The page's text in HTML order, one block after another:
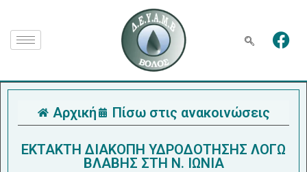
Αρχική Πίσω στις ανακοινώσεις
ΕΚΤΑΚΤΗ ΔΙΑΚΟΠΗ ΥΔΡΟΔΟΤΗΣΗΣ ΛΟΓΩ
ΒΛΑΒΗΣ ΣΤΗ Ν. ΙΩΝΙΑ